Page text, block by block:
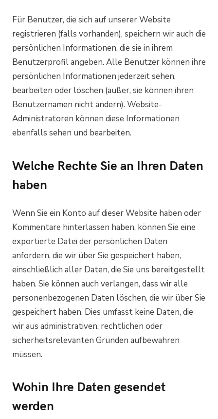
Für Benutzer, die sich auf unserer Website
registrieren (falls vorhanden), speichern wir auch die
persönlichen Informationen, die sie in ihrem
Benutzerprofil angeben. Alle Benutzer können ihre
persönlichen Informationen jederzeit sehen,
bearbeiten oder löschen (außer, sie können ihren
Benutzernamen nicht ändern). Website-
Administratoren können diese Informationen
ebenfalls sehen und bearbeiten.
Welche Rechte Sie an Ihren Daten
haben
Wenn Sie ein Konto auf dieser Website haben oder
Kommentare hinterlassen haben, können Sie eine
exportierte Datei der persönlichen Daten
anfordern, die wir über Sie gespeichert haben,
einschließlich aller Daten, die Sie uns bereitgestellt
haben. Sie können auch verlangen, dass wir alle
personenbezogenen Daten löschen, die wir über Sie
gespeichert haben. Dies umfasst keine Daten, die
wir aus administrativen, rechtlichen oder
sicherheitsrelevanten Gründen aufbewahren
müssen.
Wohin Ihre Daten gesendet
werden